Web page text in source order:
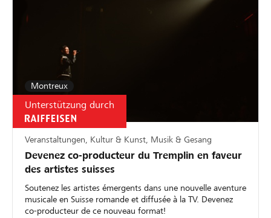
Montreux
Unterstützung durch
Veranstaltungen, Kultur & Kunst, Musik & Gesang
Devenez co-producteur du Tremplin en faveur
des artistes suisses
Soutenez les artistes émergents dans une nouvelle aventure
musicale en Suisse romande et diffusée à la TV. Devenez
co-producteur de ce nouveau format!